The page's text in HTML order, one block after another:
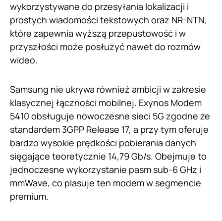
wykorzystywane do przesyłania lokalizacji i
prostych wiadomości tekstowych oraz NR-NTN,
które zapewnia wyższą przepustowość i w
przyszłości może posłużyć nawet do rozmów
wideo.
Samsung nie ukrywa również ambicji w zakresie
klasycznej łączności mobilnej. Exynos Modem
5410 obsługuje nowoczesne sieci 5G zgodne ze
standardem 3GPP Release 17, a przy tym oferuje
bardzo wysokie prędkości pobierania danych
sięgające teoretycznie 14,79 Gb/s. Obejmuje to
jednoczesne wykorzystanie pasm sub-6 GHz i
mmWave, co plasuje ten modem w segmencie
premium.